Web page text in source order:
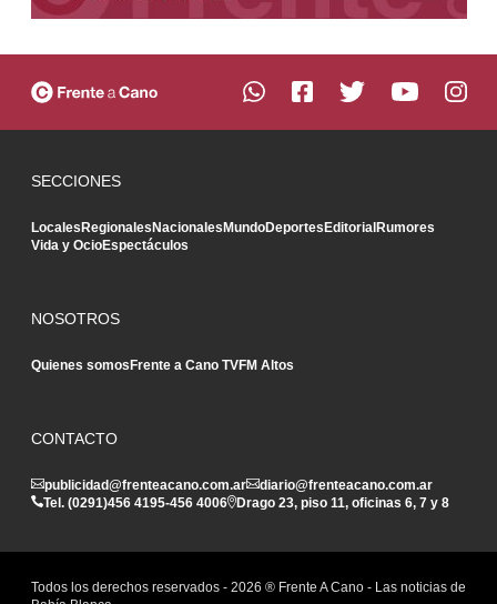
SECCIONES
LocalesRegionalesNacionalesMundoDeportesEditorialRumores
Vida y OcioEspectáculos
NOSOTROS
Quienes somosFrente a Cano TVFM Altos
CONTACTO
publicidad@frenteacano.com.ar
diario@frenteacano.com.ar
Tel. (0291)456 4195-456 4006 Drago 23, piso 11, oficinas 6, 7 y 8
Todos los derechos reservados - 2026 ® Frente A Cano - Las noticias de